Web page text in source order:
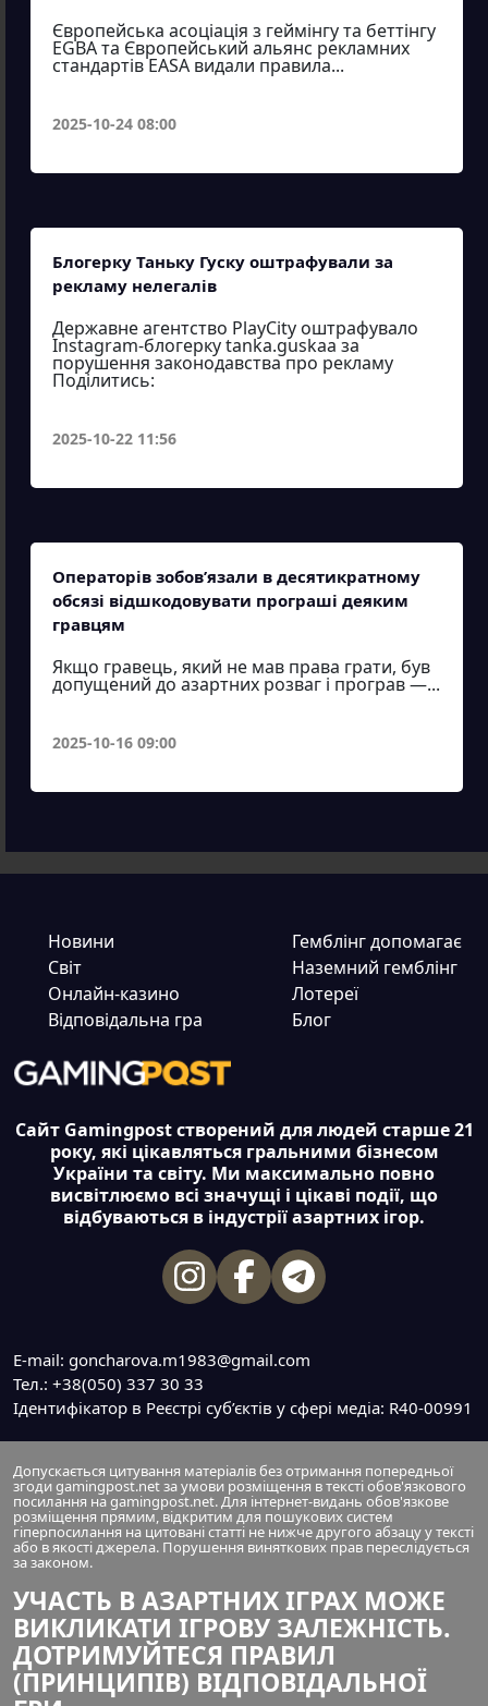
Європейська асоціація з геймінгу та беттінгу
EGBA та Європейський альянс рекламних
стандартів EASA видали правила...
2025-10-24 08:00
Блогерку Таньку Гуску оштрафували за
рекламу нелегалів
Державне агентство PlayCity оштрафувало
Instagram-блогерку tanka.guskaa за
порушення законодавства про рекламу
Поділитись:
2025-10-22 11:56
Операторів зобов’язали в десятикратному
обсязі відшкодовувати програші деяким
гравцям
Якщо гравець, який не мав права грати, був
допущений до азартних розваг і програв —...
2025-10-16 09:00
Новини
Світ
Онлайн-казино
Відповідальна гра
Гемблінг допомагає
Наземний гемблінг
Лотереї
Блог
Сайт Gamingpost створений для людей старше 21
року, які цікавляться гральними бізнесом
України та світу. Ми максимально повно
висвітлюємо всі значущі і цікаві події, що
відбуваються в індустрії азартних ігор.
E-mail: goncharova.m1983@gmail.com
Тел.: +38(050) 337 30 33
Ідентифікатор в Реєстрі суб’єктів у сфері медіа: R40-00991
Допускається цитування матеріалів без отримання попередньої
згоди gamingpost.net за умови розміщення в тексті обов'язкового
посилання на gamingpost.net. Для інтернет-видань обов'язкове
розміщення прямим, відкритим для пошукових систем
гіперпосилання на цитовані статті не нижче другого абзацу у тексті
або в якості джерела. Порушення виняткових прав переслідується
за законом.
УЧАСТЬ В АЗАРТНИХ ІГРАХ МОЖЕ
ВИКЛИКАТИ ІГРОВУ ЗАЛЕЖНІСТЬ.
ДОТРИМУЙТЕСЯ ПРАВИЛ
(ПРИНЦИПІВ) ВІДПОВІДАЛЬНОЇ